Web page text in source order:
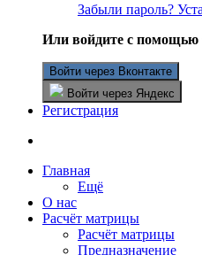
Забыли пароль?
Или войдите с помощью
Войти через Вконтакте
Войти через Яндекс
Регистрация
Главная
Ещё
О нас
Расчёт матрицы
Расчёт матрицы
Предназначение